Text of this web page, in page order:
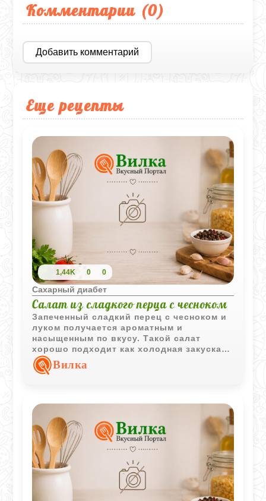
Комментарии (0)
Добавить комментарий
Еще рецепты
1,44K 0 0
Сахарный диабет
Салат из сладкого перца с чесноком
Запеченный сладкий перец с чесноком и
луком получается ароматным и
насыщенным по вкусу. Такой салат
хорошо подходит как холодная закуска
или дополнение к мясным блюдам.
Вилка